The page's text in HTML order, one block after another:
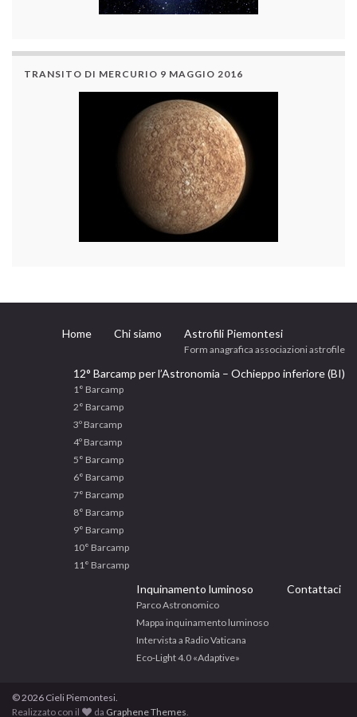
TRANSITO DI MERCURIO 9 MAGGIO 2016
Home Chi siamo Astrofili Piemontesi
Form anagrafica associazioni astrofile
12° Barcamp per l’Astronomia – Ochieppo inferiore (BI)
1° Barcamp
2° Barcamp
3º Barcamp
4º Barcamp
5° Barcamp
6° Barcamp
7° Barcamp
8° Barcamp
9° Barcamp
10° Barcamp
11° Barcamp
Inquinamento luminoso
Parco Astronomico
Mappa inquinamento luminoso
Intervista a Radio Vaticana
Eco‐Light 4.0 «Adaptive»
Contattaci
© 2026 Cieli Piemontesi.
Realizzato con il
da Graphene Themes.